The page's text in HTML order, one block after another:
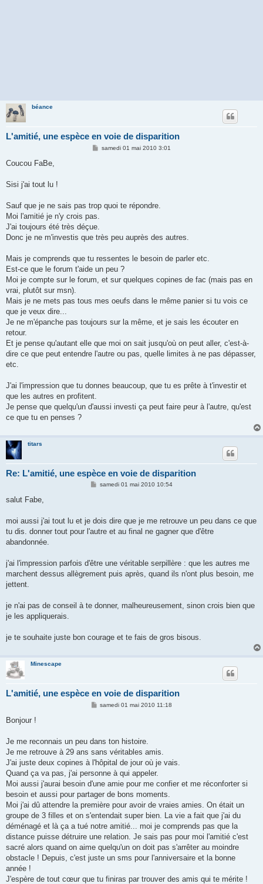
béance
L'amitié, une espèce en voie de disparition
Msamedi 01 mai 2010 3:01
Coucou FaBe,
Sisi j'ai tout lu !
Sauf que je ne sais pas trop quoi te répondre.
Moi l'amitié je n'y crois pas.
J'ai toujours été très déçue.
Donc je ne m'investis que très peu auprès des autres.
Mais je comprends que tu ressentes le besoin de parler etc.
Est-ce que le forum t'aide un peu ?
Moi je compte sur le forum, et sur quelques copines de fac (mais pas en
vrai, plutôt sur msn).
Mais je ne mets pas tous mes oeufs dans le même panier si tu vois ce
que je veux dire...
Je ne m'épanche pas toujours sur la même, et je sais les écouter en
retour.
Et je pense qu'autant elle que moi on sait jusqu'où on peut aller, c'est-à-
dire ce que peut entendre l'autre ou pas, quelle limites à ne pas dépasser,
etc.
J'ai l'impression que tu donnes beaucoup, que tu es prête à t'investir et
que les autres en profitent.
Je pense que quelqu'un d'aussi investi ça peut faire peur à l'autre, qu'est
ce que tu en penses ?
titars
Re: L'amitié, une espèce en voie de disparition
M
g
samedi 01 mai 2010 10:54
salut Fabe,
moi aussi j'ai tout lu et je dois dire que je me retrouve un peu dans ce que
tu dis. donner tout pour l'autre et au final ne gagner que d'être
abandonnée.
j'ai l'impression parfois d'être une véritable serpillère : que les autres me
marchent dessus allègrement puis après, quand ils n'ont plus besoin, me
jettent.
je n'ai pas de conseil à te donner, malheureusement, sinon crois bien que
je les appliquerais.
je te souhaite juste bon courage et te fais de gros bisous.
Minescape
L'amitié, une espèce en voie de disparition
M
g
samedi 01 mai 2010 11:18
Bonjour !
Je me reconnais un peu dans ton histoire.
Je me retrouve à 29 ans sans véritables amis.
J'ai juste deux copines à l'hôpital de jour où je vais.
Quand ça va pas, j'ai personne à qui appeler.
Moi aussi j'aurai besoin d'une amie pour me confier et me réconforter si
besoin et aussi pour partager de bons moments.
Moi j'ai dû attendre la première pour avoir de vraies amies. On était un
groupe de 3 filles et on s'entendait super bien. La vie a fait que j'ai du
déménagé et là ça a tué notre amitié... moi je comprends pas que la
distance puisse détruire une relation. Je sais pas pour moi l'amitié c'est
sacré alors quand on aime quelqu'un on doit pas s'arrêter au moindre
obstacle ! Depuis, c'est juste un sms pour l'anniversaire et la bonne
année !
J'espère de tout cœur que tu finiras par trouver des amis qui te mérite !